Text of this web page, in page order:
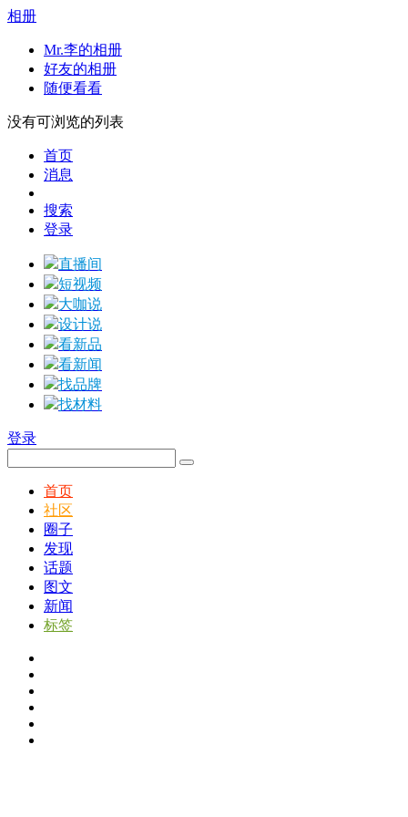
相册
Mr.李的相册
好友的相册
随便看看
没有可浏览的列表
首页
消息
搜索
登录
直播间
短视频
大咖说
设计说
看新品
看新闻
找品牌
找材料
登录
首页
社区
圈子
发现
话题
图文
新闻
标签